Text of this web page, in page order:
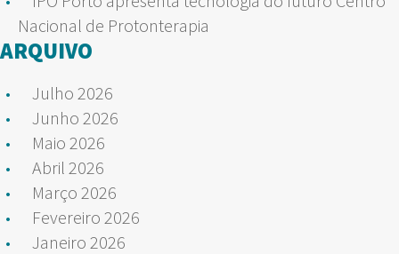
Nacional de Protonterapia
ARQUIVO
Julho 2026
Junho 2026
Maio 2026
Abril 2026
Março 2026
Fevereiro 2026
Janeiro 2026